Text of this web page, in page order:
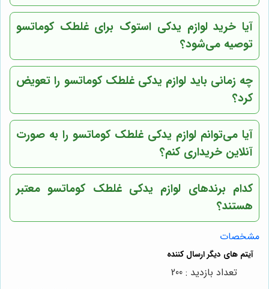
آیا خرید لوازم یدکی استوک برای غلطک کوماتسو
توصیه می‌شود؟
چه زمانی باید لوازم یدکی غلطک کوماتسو را تعویض
کرد؟
آیا می‌توانم لوازم یدکی غلطک کوماتسو را به صورت
آنلاین خریداری کنم؟
کدام برندهای لوازم یدکی غلطک کوماتسو معتبر
هستند؟
مشخصات
تعداد بازدید : 200